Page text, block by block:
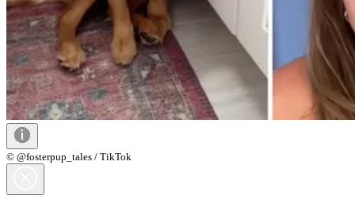
© @fosterpup_tales / TikTok